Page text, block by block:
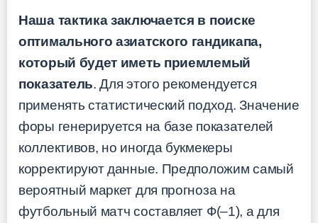
Наша тактика заключается в поиске
оптимального азиатского гандикапа,
который будет иметь приемлемый
показатель. Для этого рекомендуется
применять статистический подход. Значение
форы генерируется на базе показателей
коллективов, но иногда букмекеры
корректируют данные. Предположим самый
вероятный маркет для прогноза на
футбольный матч составляет Ф(–1), а для